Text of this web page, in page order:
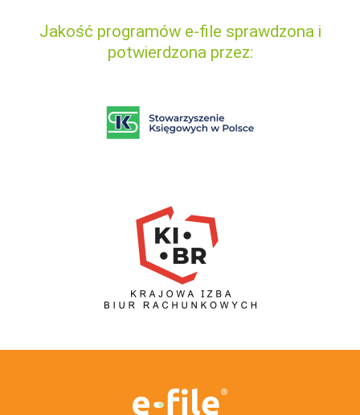
Jakość programów e-file sprawdzona i
potwierdzona przez: